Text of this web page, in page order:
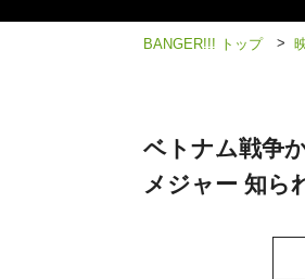
BANGER!!! トップ >
ベトナム戦争
メジャー 知ら